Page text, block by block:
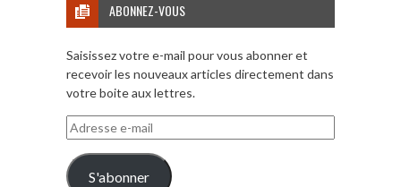
ABONNEZ-VOUS
Saisissez votre e-mail pour vous abonner et
recevoir les nouveaux articles directement dans
votre boite aux lettres.
Adresse
e-
mail
S'abonner